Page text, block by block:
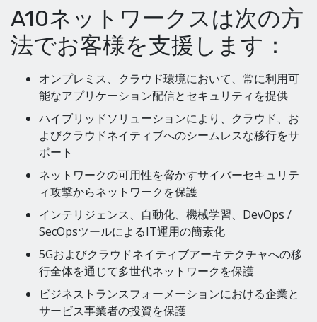
A10ネットワークスは次の方
法でお客様を支援します：
オンプレミス、クラウド環境において、常に利用可
能なアプリケーション配信とセキュリティを提供
ハイブリッドソリューションにより、クラウド、お
よびクラウドネイティブへのシームレスな移行をサ
ポート
ネットワークの可用性を脅かすサイバーセキュリテ
ィ攻撃からネットワークを保護
インテリジェンス、自動化、機械学習、DevOps /
SecOpsツールによるIT運用の簡素化
5Gおよびクラウドネイティブアーキテクチャへの移
行全体を通じて多世代ネットワークを保護
ビジネストランスフォーメーションにおける企業と
サービス事業者の投資を保護